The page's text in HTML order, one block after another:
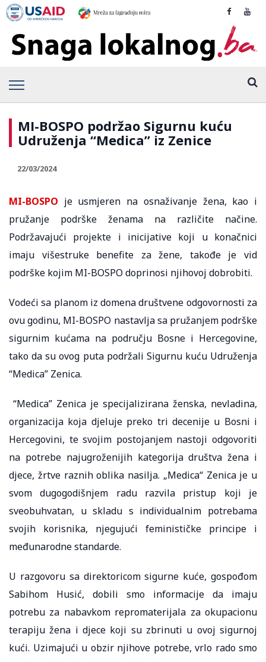
MI-BOSPO podržao Sigurnu kuću
Udruženja “Medica” iz Zenice
22/03/2024
MI-BOSPO je usmjeren na osnaživanje žena, kao i
pružanje podrške ženama na različite načine.
Podržavajući projekte i inicijative koji u konačnici
imaju višestruke benefite za žene, takođe je vid
podrške kojim MI-BOSPO doprinosi njihovoj dobrobiti.
Vodeći sa planom iz domena društvene odgovornosti za
ovu godinu, MI-BOSPO nastavlja sa pružanjem podrške
sigurnim kućama na području Bosne i Hercegovine,
tako da su ovog puta podržali Sigurnu kuću Udruženja
“Medica” Zenica.
“Medica” Zenica je specijalizirana ženska, nevladina,
organizacija koja djeluje preko tri decenije u Bosni i
Hercegovini, te svojim postojanjem nastoji odgovoriti
na potrebe najugroženijih kategorija društva žena i
djece, žrtve raznih oblika nasilja. „Medica“ Zenica je u
svom dugogodišnjem radu razvila pristup koji je
sveobuhvatan, u skladu s individualnim potrebama
svojih korisnika, njegujući feminističke principe i
međunarodne standarde.
U razgovoru sa direktoricom sigurne kuće, gospođom
Sabihom Husić, dobili smo informacije da imaju
potrebu za nabavkom repromaterijala za okupacionu
terapiju žena i djece koji su zbrinuti u ovoj sigurnoj
kući. Uzimajući u obzir njihove potrebe, vrlo rado smo